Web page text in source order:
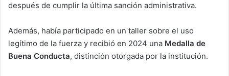
después de cumplir la última sanción administrativa.
Además, había participado en un taller sobre el uso
legítimo de la fuerza y recibió en 2024 una Medalla de
Buena Conducta, distinción otorgada por la institución.